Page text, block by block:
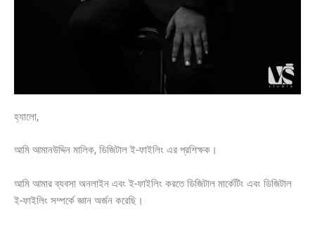
হ্যালো,
আমি আমানউদ্দিন মালিক, ডিজিটাল ই-ফাইলিং এর প্রশিক্ষক।
আমি আমার ব্যবসা অনলাইন এবং ই-ফাইলিং করতে ডিজিটাল মার্কেটিং এবং ডিজিটাল
ই-ফাইলিং সম্পর্কে জ্ঞান অর্জন করেছি।